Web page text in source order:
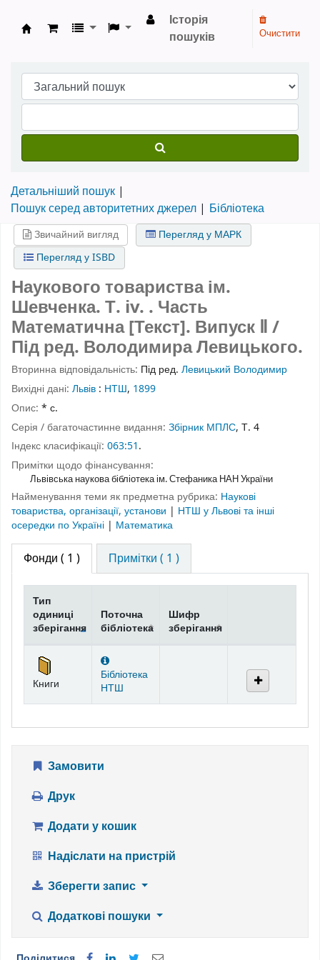
Бібліотека НТШ › Електронний каталог
Історія
пошуків
Очистити
Детальніший пошук
Пошук серед авторитетних джерел
Бібліотека
Звичайний вигляд
Перегляд у МАРК
Перегляд у ISBD
Наукового товариства ім.
Шевченка. Т. iv. . Часть
Математична [Текст]. Випуск Ⅱ/
Під ред. Володимира Левицького.
Вторинна відповідальність: Під ред. Левицький Володимир
Вихідні дані: Львів : НТШ, 1899
Опис: * с.
Серія / багаточастинне видання: Збірник МПЛС, Т. 4
Індекс класифікації: 063:51.
Примітки щодо фінансування:
Львівська наукова бібліотека ім. Стефаника НАН України
Найменування теми як предметна рубрика: Наукові
товариства, організації, установи | НТШ у Львові та інші
осередки по Україні | Математика
Фонди ( 1 ) Примітки ( 1 )
Фонди
Тип
одиниці
зберігання
Поточна
бібліотека
Шифр
зберігання
Книги
Бібліотека
НТШ
Замовити
Друк
Додати у кошик
Надіслати на пристрій
Зберегти запис
Додаткові пошуки